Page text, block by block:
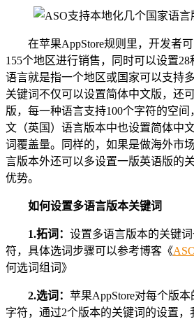
在苹果AppStore规则里，开发者
155个地区进行销售，同时可以设置
语言就是指一个地区或国家可以支持
关键词不仅可以设置简体中文版，还
版，每一种语言支持100个字符的空
文（英国）语言版本中也设置简体中
词覆盖量。同样的，如果是做海外市
言版本外还可以多设置一版英语版的
优势。
如何设置多语言版本关键词
1.拓词： 设置多语言版本的关键
符，具体选词步骤可以参考博客《
何选词组词》
2.选词： 苹果AppStore对每个版
字符，通过2个版本的关键词的设置，